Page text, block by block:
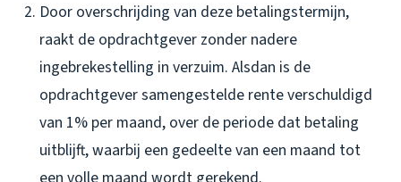
Door overschrijding van deze betalingstermijn,
raakt de opdrachtgever zonder nadere
ingebrekestelling in verzuim. Alsdan is de
opdrachtgever samengestelde rente verschuldigd
van 1% per maand, over de periode dat betaling
uitblijft, waarbij een gedeelte van een maand tot